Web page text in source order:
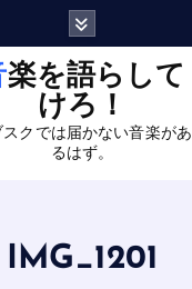
けろ！
スクでは届かない音楽があ
るはず。
IMG_1201